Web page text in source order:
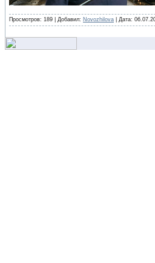
Просмотров: 189 | Добавил: Novozhilova | Дата: